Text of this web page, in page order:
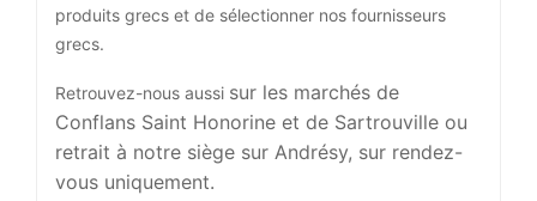
produits grecs et de sélectionner nos fournisseurs
grecs.
Retrouvez-nous aussi sur les marchés de
Conflans Saint Honorine et de Sartrouville ou
retrait à notre siège sur Andrésy, sur rendez-
vous uniquement.